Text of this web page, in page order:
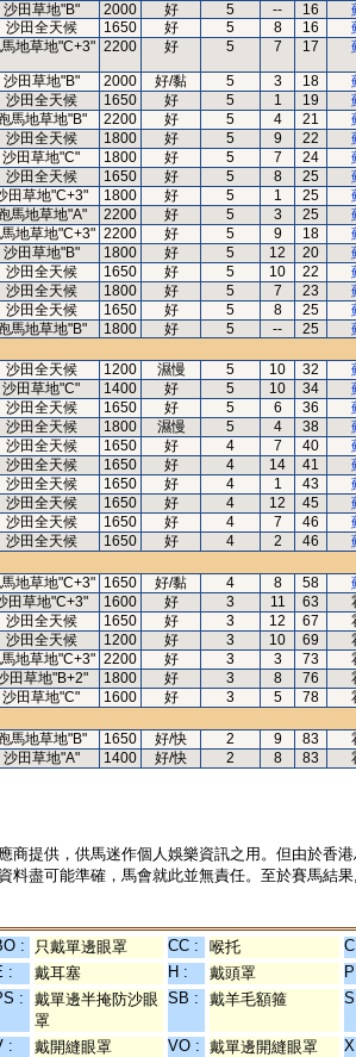
沙田草地"B" 2000 好 5 -- 16
沙田全天候 1650 好 5 8 16
地草地"C+3" 2200 好 5 7 17
沙田草地"B" 2000 好/黏 5 3 18
沙田全天候 1650 好 5 1 19
馬地草地"B" 2200 好 5 4 21
沙田全天候 1800 好 5 9 22
沙田草地"C" 1800 好 5 7 24
沙田全天候 1650 好 5 8 25
田草地"C+3" 1800 好 5 1 25
馬地草地"A" 2200 好 5 3 25
地草地"C+3" 2200 好 5 9 18
沙田草地"B" 1800 好 5 12 20
沙田全天候 1650 好 5 10 22
沙田全天候 1800 好 5 7 23
沙田全天候 1650 好 5 8 25
馬地草地"B" 1800 好 5 -- 25
沙田全天候 1200 濕慢 5 10 32
沙田草地"C" 1400 好 5 10 34
沙田全天候 1650 好 5 6 36
沙田全天候 1800 濕慢 5 4 38
沙田全天候 1650 好 4 7 40
沙田全天候 1650 好 4 14 41
沙田全天候 1650 好 4 1 43
沙田全天候 1650 好 4 12 45
沙田全天候 1650 好 4 7 46
沙田全天候 1650 好 4 2 46
地草地"C+3" 1650 好/黏 4 8 58
田草地"C+3" 1600 好 3 11 63
沙田全天候 1650 好 3 12 67
沙田全天候 1200 好 3 10 69
地草地"C+3" 2200 好 3 3 73
田草地"B+2" 1800 好 3 8 76
沙田草地"C" 1600 好 3 5 78
馬地草地"B" 1650 好/快 2 9 83
沙田草地"A" 1400 好/快 2 8 83
商提供，供馬迷作個人娛樂資訊之用。但由於香
料盡可能準確，馬會就此並無責任。至於賽馬結
: 只戴單邊眼罩 CC : 喉托
: 戴耳塞 H : 戴頭罩
:
戴單邊半掩防沙眼
罩
SB : 戴羊毛額箍
: 戴開縫眼罩 VO : 戴單邊開縫眼罩